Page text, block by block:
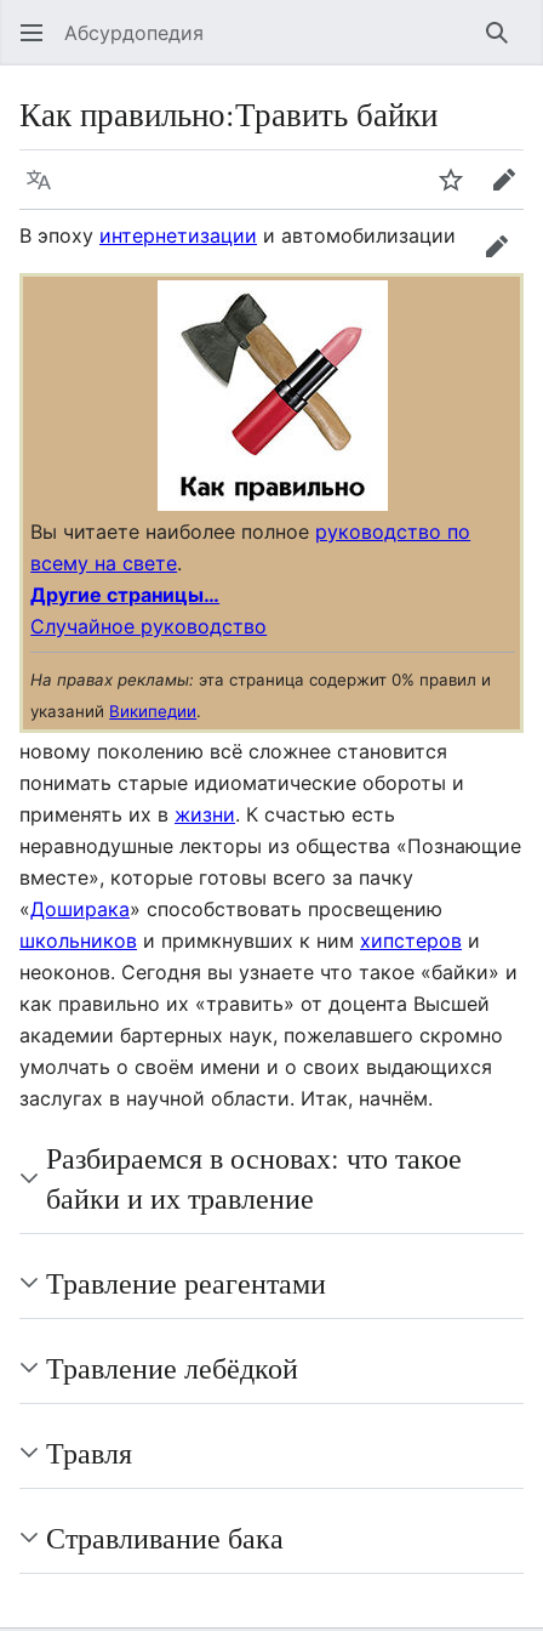
Абсурдопедия
Как правильно:Травить байки
Язык
Вы читаете наиболее полное руководство по
всему на свете.
Другие страницы…
Случайное руководство
На правах рекламы: эта страница содержит 0% правил и
указаний Википедии.
В эпоху интернетизации и автомобилизации
новому поколению всё сложнее становится
понимать старые идиоматические обороты и
применять их в жизни. К счастью есть
неравнодушные лекторы из общества «Познающие
вместе», которые готовы всего за пачку
«Доширака» способствовать просвещению
школьников и примкнувших к ним хипстеров и
неоконов. Сегодня вы узнаете что такое «байки» и
как правильно их «травить» от доцента Высшей
академии бартерных наук, пожелавшего скромно
умолчать о своём имени и о своих выдающихся
заслугах в научной области. Итак, начнём.
Разбираемся в основах: что такое
байки и их травление
Травление реагентами
Травление лебёдкой
Травля
Стравливание бака